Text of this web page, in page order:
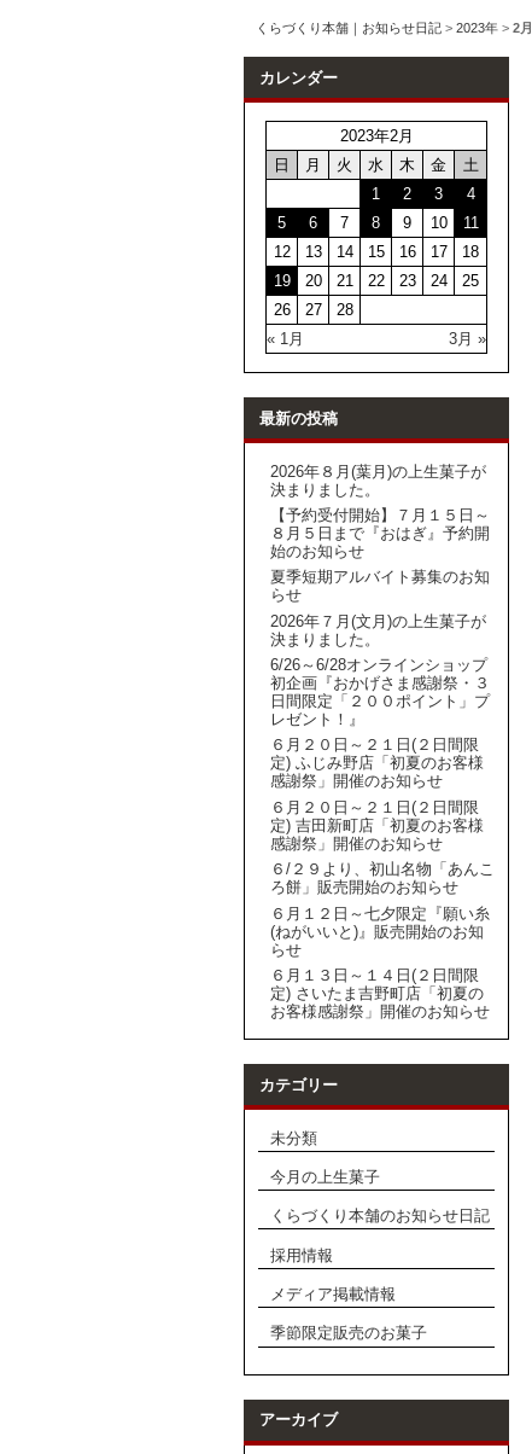
くらづくり本舗｜お知らせ日記 > 2023年 > 2月
カレンダー
2023年2月
日
月 火 水 木 金 土
« 1月 3月 »
1 2 3
4
5
6 7 8 9 10
11
12
13 14 15 16 17
18
19
20 21 22 23 24
25
26
27 28
最新の投稿
2026年８月(葉月)の上生菓子が
決まりました。
【予約受付開始】７月１５日～
８月５日まで『おはぎ』予約開
始のお知らせ
夏季短期アルバイト募集のお知
らせ
2026年７月(文月)の上生菓子が
決まりました。
6/26～6/28オンラインショップ
初企画『おかげさま感謝祭・３
日間限定「２００ポイント」プ
レゼント！』
６月２０日～２１日(２日間限
定) ふじみ野店「初夏のお客様
感謝祭」開催のお知らせ
６月２０日～２１日(２日間限
定) 吉田新町店「初夏のお客様
感謝祭」開催のお知らせ
６/２９より、初山名物「あんこ
ろ餅」販売開始のお知らせ
６月１２日～七夕限定『願い糸
(ねがいいと)』販売開始のお知
らせ
６月１３日～１４日(２日間限
定) さいたま吉野町店「初夏の
お客様感謝祭」開催のお知らせ
カテゴリー
未分類
今月の上生菓子
くらづくり本舗のお知らせ日記
採用情報
メディア掲載情報
季節限定販売のお菓子
アーカイブ